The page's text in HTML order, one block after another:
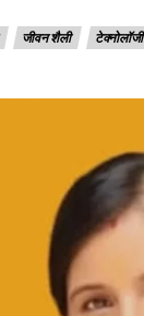
जीवन शैली टेक्नोलॉजी